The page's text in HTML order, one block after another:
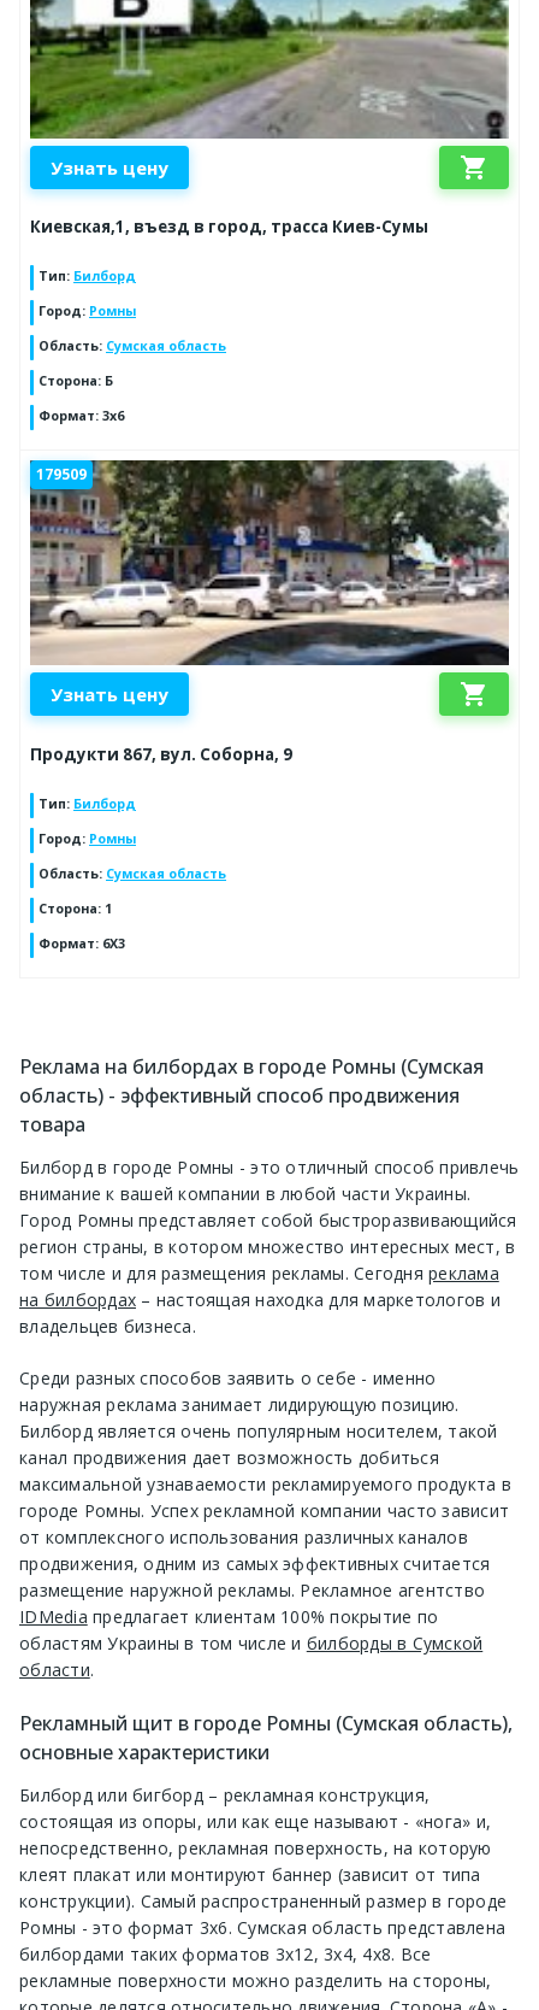
Узнать цену shopping_cart
Киевская,1, въезд в город, трасса Киев-Сумы
Тип: Билборд
Город: Ромны
Область: Сумская область
Сторона: Б
Формат: 3х6
179509
Узнать цену shopping_cart
Продукти 867, вул. Соборна, 9
Тип: Билборд
Город: Ромны
Область: Сумская область
Сторона: 1
Формат: 6Х3
Реклама на билбордах в городе Ромны (Сумская
область) - эффективный способ продвижения
товара
Билборд в городе Ромны - это отличный способ привлечь
внимание к вашей компании в любой части Украины.
Город Ромны представляет собой быстроразвивающийся
регион страны, в котором множество интересных мест, в
том числе и для размещения рекламы. Сегодня реклама
на билбордах – настоящая находка для маркетологов и
владельцев бизнеса.
Среди разных способов заявить о себе - именно
наружная реклама занимает лидирующую позицию.
Билборд является очень популярным носителем, такой
канал продвижения дает возможность добиться
максимальной узнаваемости рекламируемого продукта в
городе Ромны. Успех рекламной компании часто зависит
от комплексного использования различных каналов
продвижения, одним из самых эффективных считается
размещение наружной рекламы. Рекламное агентство
IDMedia предлагает клиентам 100% покрытие по
областям Украины в том числе и билборды в Сумской
области.
Рекламный щит в городе Ромны (Сумская область),
основные характеристики
Билборд или бигборд – рекламная конструкция,
состоящая из опоры, или как еще называют - «нога» и,
непосредственно, рекламная поверхность, на которую
клеят плакат или монтируют баннер (зависит от типа
конструкции). Самый распространенный размер в городе
Ромны - это формат 3х6. Сумская область представлена
билбордами таких форматов 3х12, 3х4, 4х8. Все
рекламные поверхности можно разделить на стороны,